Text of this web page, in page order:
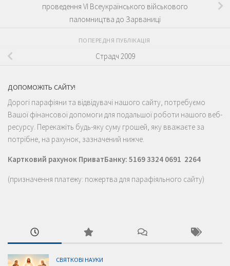
проведення VI Всеукраїнського військового
паломництва до Зарваниці
ПОПЕРЕДНЯ ПУБЛІКАЦІЯ
Страдч 2009
ДОПОМОЖІТЬ САЙТУ!
Дорогі парафіяни та відвідувачі нашого сайту, потребуємо
Вашої фінансової допомоги для подальшої роботи нашого веб-
ресурсу. Перекажіть будь-яку суму грошей, яку вважаєте за
потрібне, на рахунок, зазначений нижче.
Картковий рахунок ПриватБанку: 5169 3324 0691 2264
(призначення платежу: пожертва для парафіяльного сайту)
СВЯТКОВІ НАУКИ